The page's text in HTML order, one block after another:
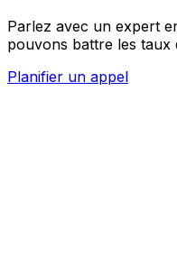
Parlez avec un expert
pouvons battre les taux
Planifier un appel